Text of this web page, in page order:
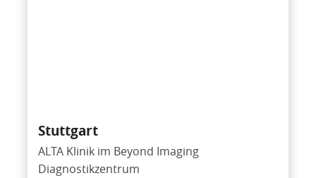
Stuttgart
ALTA Klinik im Beyond Imaging
Diagnostikzentrum